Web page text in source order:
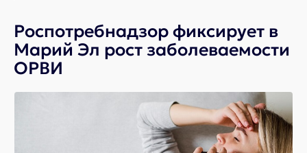
Роспотребнадзор фиксирует в
Марий Эл рост заболеваемости
ОРВИ